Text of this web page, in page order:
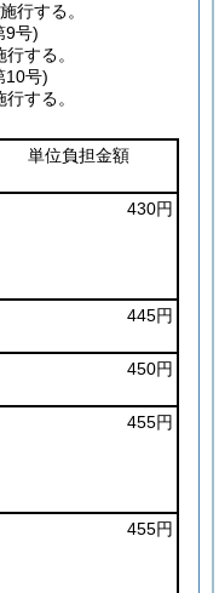
行する。
9号)
する。
10号)
する。
単位負担金額
430円
445円
450円
455円
455円